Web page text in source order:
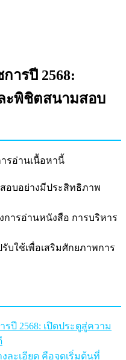
ารปี 2568:
ะพิชิตสนามสอบ
รอ่านเนื้อหานี้
สอบอย่างมีประสิทธิภาพ
การอ่านหนังสือ การบริหาร
บใช้เพื่อเสริมศักยภาพการ
ปี 2568: เปิดประตูสู่ความ
ละเอียด คือจุดเริ่มต้นที่